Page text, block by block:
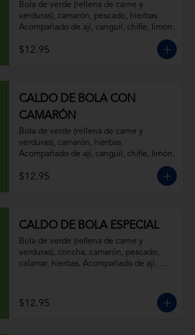
Bola de verde (rellena de carne y
verduras), camarón, pescado, hierbas.
Acompañado de ají, canguil, chifle, limón.
$12.95
CALDO DE BOLA CON
CAMARÓN
Bola de verde (rellena de carne y
verduras), camarón, hierbas.
Acompañado de ají, canguil, chifle, limón.
$12.95
CALDO DE BOLA ESPECIAL
Bola de verde (rellena de carne y
verduras), concha, camarón, pescado,
calamar, hierbas. Acompañado de ají,
$12.95